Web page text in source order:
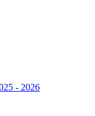
- 2026